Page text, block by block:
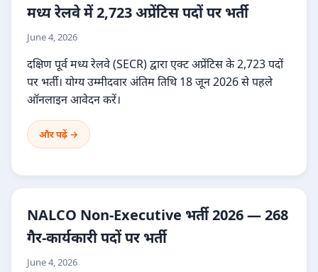
मध्य रेलवे में 2,723 अप्रेंटिस पदों पर भर्ती
June 4, 2026
दक्षिण पूर्व मध्य रेलवे (SECR) द्वारा एक्ट अप्रेंटिस के 2,723 पदों
पर भर्ती। योग्य उम्मीदवार अंतिम तिथि 18 जून 2026 से पहले
ऑनलाइन आवेदन करें।
और पढ़ें →
NALCO Non-Executive भर्ती 2026 — 268
गैर-कार्यकारी पदों पर भर्ती
June 4, 2026